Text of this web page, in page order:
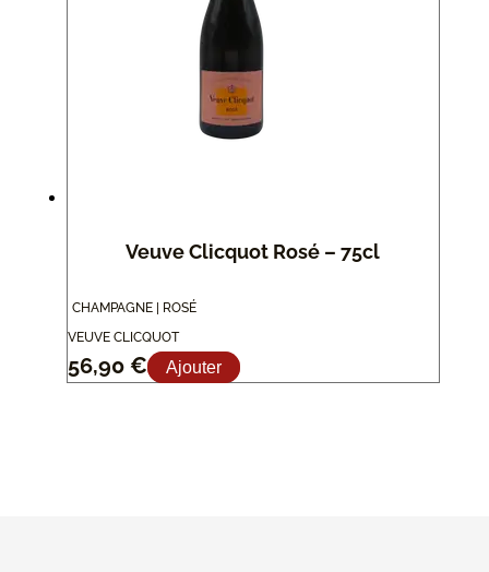
Veuve Clicquot Rosé – 75cl
CHAMPAGNE | ROSÉ
VEUVE CLICQUOT
56,90 € Ajouter